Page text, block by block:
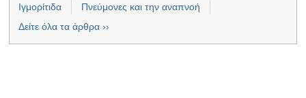
Ιγμορίτιδα
Πνεύμονες και την αναπνοή
Δείτε όλα τα άρθρα ››